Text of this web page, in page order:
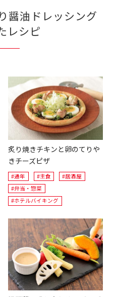
醤油ドレッシング
レシピ
炙り焼きチキンと卵のてりや
きチーズピザ
#通年 #主食
#居酒屋
#弁当・惣菜
#ホテルバイキング